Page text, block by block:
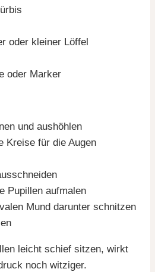
oder kleiner Löffel
oder Marker
und aushöhlen
Kreise für die Augen
Pupillen aufmalen
Mund darunter schnitzen
leicht schief sitzen, wirkt
noch witziger.